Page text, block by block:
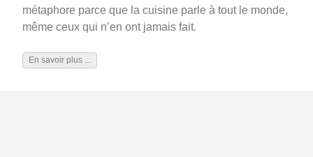
métaphore parce que la cuisine parle à tout le monde,
même ceux qui n’en ont jamais fait.
En savoir plus ...